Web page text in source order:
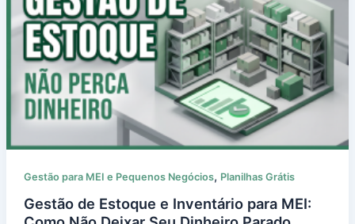
Gestão para MEI e Pequenos Negócios, Planilhas Grátis
Gestão de Estoque e Inventário para MEI: